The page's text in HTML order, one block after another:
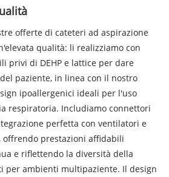
offerte di cateteri ad aspirazione
qualità: li realizziamo con
privi di DEHP e lattice per dare
paziente, in linea con il nostro
ipoallergenici ideali per l'uso
respiratoria. Includiamo connettori
perfetta con ventilatori e
offrendo prestazioni affidabili
e riflettendo la diversità della
per ambienti multipaziente. Il design